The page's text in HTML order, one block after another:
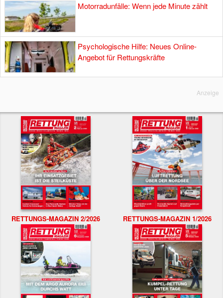
Motorradunfälle: Wenn jede Minute zählt
Psychologische Hilfe: Neues Online-
Angebot für Rettungskräfte
Anzeige
RETTUNGS-MAGAZIN 2/2026 RETTUNGS-MAGAZIN 1/2026